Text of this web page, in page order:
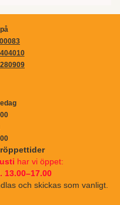
har vi öppet:
13.00–17.00
och skickas som vanligt.